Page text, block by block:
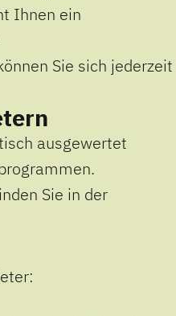
Ihnen ein
Sie sich jederzeit
ausgewertet
Sie in der